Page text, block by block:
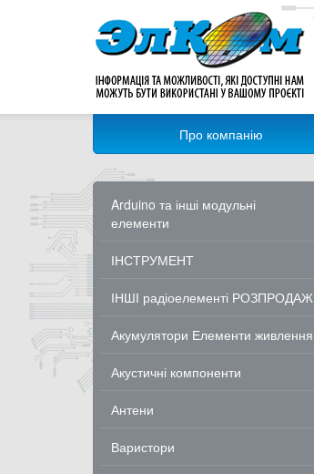
Про компанію
Arduino та інші модульні
елементи
ІНСТРУМЕНТ
ІНШІ радіоелементі РОЗПРОДАЖ
Акумулятори Елементи живлення
Акустичні компоненти
Антени
Варистори